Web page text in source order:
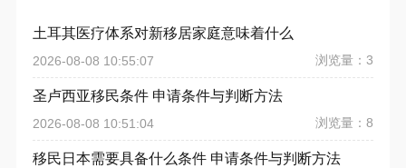
土耳其医疗体系对新移居家庭意味着什么
2026-08-08 10:55:07 浏览量：3
圣卢西亚移民条件 申请条件与判断方法
2026-08-08 10:51:04 浏览量：8
移民日本需要具备什么条件 申请条件与判断方法